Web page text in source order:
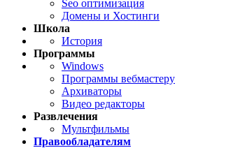
Seo оптимизация
Домены и Хостинги
Школа
История
Программы
Windows
Программы вебмастеру
Архиваторы
Видео редакторы
Развлечения
Мультфильмы
Правообладателям